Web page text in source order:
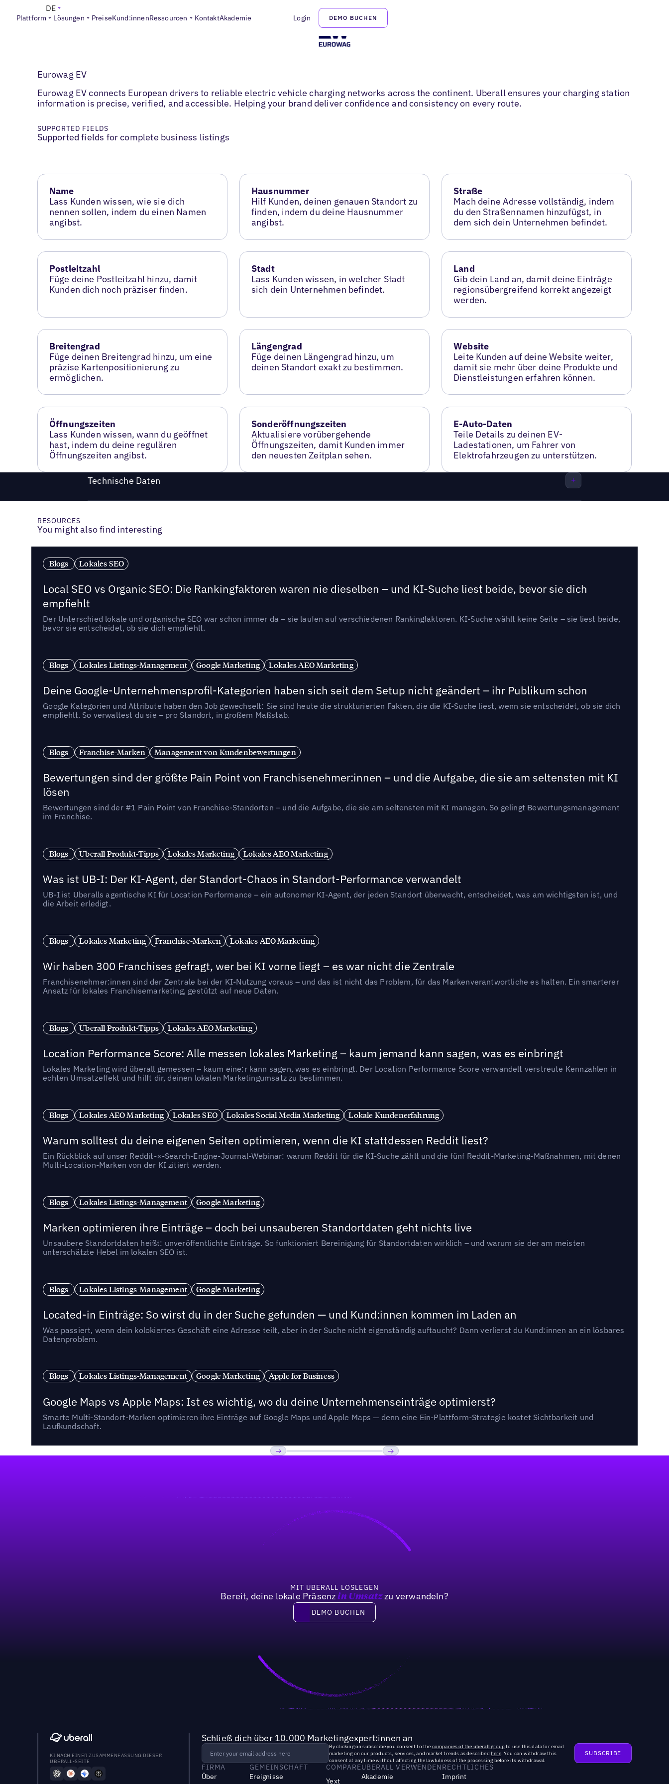
Plattform Lösungen PreiseKund:innenRessourcen KontaktAkademie Login DEMO BUCHEN
DE
Eurowag EV
Eurowag EV connects European drivers to reliable electric vehicle charging networks across the continent. Uberall ensures your charging station
information is precise, verified, and accessible. Helping your brand deliver confidence and consistency on every route.
SUPPORTED FIELDS
Supported fields for complete business listings
Name
Lass Kunden wissen, wie sie dich
nennen sollen, indem du einen Namen
angibst.
Hausnummer
Hilf Kunden, deinen genauen Standort zu
finden, indem du deine Hausnummer
angibst.
Straße
Mach deine Adresse vollständig, indem
du den Straßennamen hinzufügst, in
dem sich dein Unternehmen befindet.
Postleitzahl
Füge deine Postleitzahl hinzu, damit
Kunden dich noch präziser finden.
Stadt
Lass Kunden wissen, in welcher Stadt
sich dein Unternehmen befindet.
Land
Gib dein Land an, damit deine Einträge
regionsübergreifend korrekt angezeigt
werden.
Breitengrad
Füge deinen Breitengrad hinzu, um eine
präzise Kartenpositionierung zu
ermöglichen.
Längengrad
Füge deinen Längengrad hinzu, um
deinen Standort exakt zu bestimmen.
Website
Leite Kunden auf deine Website weiter,
damit sie mehr über deine Produkte und
Dienstleistungen erfahren können.
Öffnungszeiten
Lass Kunden wissen, wann du geöffnet
hast, indem du deine regulären
Öffnungszeiten angibst.
Sonderöffnungszeiten
Aktualisiere vorübergehende
Öffnungszeiten, damit Kunden immer
den neuesten Zeitplan sehen.
E-Auto-Daten
Teile Details zu deinen EV-
Ladestationen, um Fahrer von
Elektrofahrzeugen zu unterstützen.
Technische Daten
RESOURCES
You might also find interesting
Blogs Lokales SEO
Local SEO vs Organic SEO: Die Rankingfaktoren waren nie dieselben – und KI-Suche liest beide, bevor sie dich
empfiehlt
Der Unterschied lokale und organische SEO war schon immer da – sie laufen auf verschiedenen Rankingfaktoren. KI-Suche wählt keine Seite – sie liest beide,
bevor sie entscheidet, ob sie dich empfiehlt.
Blogs Lokales Listings-Management Google Marketing Lokales AEO Marketing
Deine Google-Unternehmensprofil-Kategorien haben sich seit dem Setup nicht geändert – ihr Publikum schon
Google Kategorien und Attribute haben den Job gewechselt: Sie sind heute die strukturierten Fakten, die die KI-Suche liest, wenn sie entscheidet, ob sie dich
empfiehlt. So verwaltest du sie – pro Standort, in großem Maßstab.
Blogs Franchise-Marken Management von Kundenbewertungen
Bewertungen sind der größte Pain Point von Franchisenehmer:innen – und die Aufgabe, die sie am seltensten mit KI
lösen
Bewertungen sind der #1 Pain Point von Franchise-Standorten – und die Aufgabe, die sie am seltensten mit KI managen. So gelingt Bewertungsmanagement
im Franchise.
Blogs Uberall Produkt-Tipps Lokales Marketing Lokales AEO Marketing
Was ist UB-I: Der KI-Agent, der Standort-Chaos in Standort-Performance verwandelt
UB-I ist Uberalls agentische KI für Location Performance – ein autonomer KI-Agent, der jeden Standort überwacht, entscheidet, was am wichtigsten ist, und
die Arbeit erledigt.
Blogs Lokales Marketing Franchise-Marken Lokales AEO Marketing
Wir haben 300 Franchises gefragt, wer bei KI vorne liegt – es war nicht die Zentrale
Franchisenehmer:innen sind der Zentrale bei der KI-Nutzung voraus – und das ist nicht das Problem, für das Markenverantwortliche es halten. Ein smarterer
Ansatz für lokales Franchisemarketing, gestützt auf neue Daten.
Blogs Uberall Produkt-Tipps Lokales AEO Marketing
Location Performance Score: Alle messen lokales Marketing – kaum jemand kann sagen, was es einbringt
Lokales Marketing wird überall gemessen – kaum eine:r kann sagen, was es einbringt. Der Location Performance Score verwandelt verstreute Kennzahlen in
echten Umsatzeffekt und hilft dir, deinen lokalen Marketingumsatz zu bestimmen.
Blogs Lokales AEO Marketing Lokales SEO Lokales Social Media Marketing Lokale Kundenerfahrung
Warum solltest du deine eigenen Seiten optimieren, wenn die KI stattdessen Reddit liest?
Ein Rückblick auf unser Reddit-×-Search-Engine-Journal-Webinar: warum Reddit für die KI-Suche zählt und die fünf Reddit-Marketing-Maßnahmen, mit denen
Multi-Location-Marken von der KI zitiert werden.
Blogs Lokales Listings-Management Google Marketing
Marken optimieren ihre Einträge – doch bei unsauberen Standortdaten geht nichts live
Unsaubere Standortdaten heißt: unveröffentlichte Einträge. So funktioniert Bereinigung für Standortdaten wirklich – und warum sie der am meisten
unterschätzte Hebel im lokalen SEO ist.
Blogs Lokales Listings-Management Google Marketing
Located-in Einträge: So wirst du in der Suche gefunden — und Kund:innen kommen im Laden an
Was passiert, wenn dein kolokiertes Geschäft eine Adresse teilt, aber in der Suche nicht eigenständig auftaucht? Dann verlierst du Kund:innen an ein lösbares
Datenproblem.
Blogs Lokales Listings-Management Google Marketing Apple for Business
Google Maps vs Apple Maps: Ist es wichtig, wo du deine Unternehmenseinträge optimierst?
Smarte Multi-Standort-Marken optimieren ihre Einträge auf Google Maps und Apple Maps — denn eine Ein-Plattform-Strategie kostet Sichtbarkeit und
Laufkundschaft.
MIT UBERALL LOSLEGEN
Bereit, deine lokale Präsenzin Umsatzzu verwandeln?
DEMO BUCHEN
DEMO BUCHEN
KI NACH EINER ZUSAMMENFASSUNG DIESER
UBERALL-SEITE
Schließ dich über 10.000 Marketingexpert:innen an
By clicking on subscribe you consent to the companies of the uberall groupto use this data for email
marketing on our products, services, and market trends as described here. You can withdraw this
consent at any time without affecting the lawfulness of the processing before its withdrawal.
FIRMA
Über
GEMEINSCHAFT
Ereignisse
COMPARE
Yext
UBERALL VERWENDEN
Akademie
RECHTLICHES
Imprint